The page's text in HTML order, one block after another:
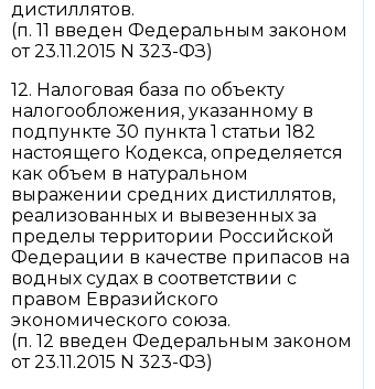
дистиллятов.
(п. 11 введен Федеральным законом
от 23.11.2015 N 323-ФЗ)
12. Налоговая база по объекту
налогообложения, указанному в
подпункте 30 пункта 1 статьи 182
настоящего Кодекса, определяется
как объем в натуральном
выражении средних дистиллятов,
реализованных и вывезенных за
пределы территории Российской
Федерации в качестве припасов на
водных судах в соответствии с
правом Евразийского
экономического союза.
(п. 12 введен Федеральным законом
от 23.11.2015 N 323-ФЗ)